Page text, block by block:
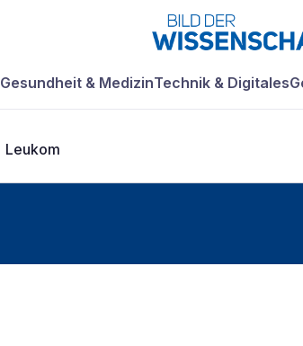
Gesundheit & MedizinTechnik & Digitales
Leukom